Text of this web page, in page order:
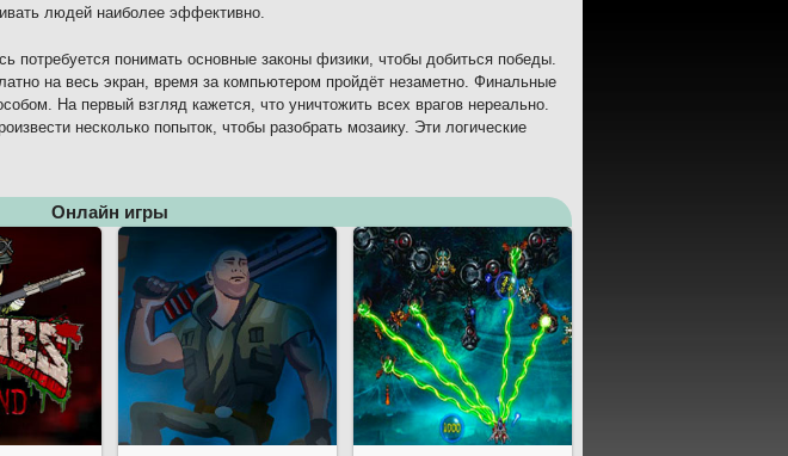
людей наиболее эффективно.
потребуется понимать основные законы физики, чтобы добиться победы.
на весь экран, время за компьютером пройдёт незаметно. Финальные
На первый взгляд кажется, что уничтожить всех врагов нереально.
несколько попыток, чтобы разобрать мозаику. Эти логические
Онлайн игры